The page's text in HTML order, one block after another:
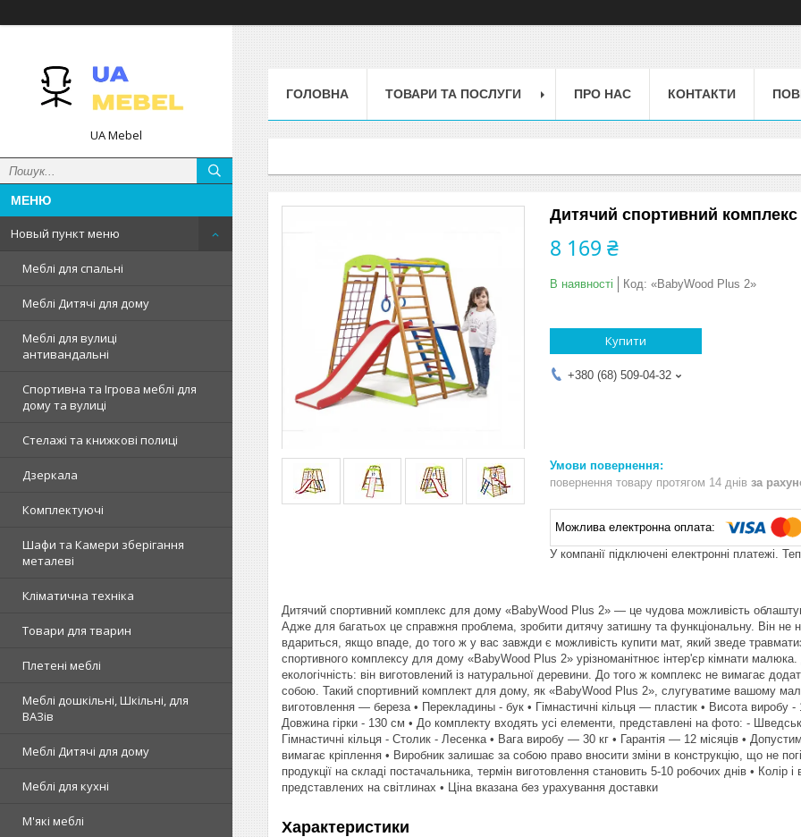
UA Mebel
Новый пункт меню
Меблі для спальні
Меблі Дитячі для дому
Меблі для вулиці
антивандальні
Спортивна та Ігрова меблі для
дому та вулиці
Стелажі та книжкові полиці
Дзеркала
Комплектуючі
Шафи та Камери зберігання
металеві
Кліматична техніка
Товари для тварин
Плетені меблі
Меблі дошкільні, Шкільні, для
ВАЗів
Меблі Дитячі для дому
Меблі для кухні
М'які меблі
ГОЛОВНА ТОВАРИ ТА ПОСЛУГИ ПРО НАС КОНТАКТИ
Дитячий спортивний
8 169 ₴
В наявності Код: «BabyWood Plus 2»
Купити
+380 (68) 509-04-32
повернення товару протягом 14 днів за
У компанії підключені електронні платежі.
Дитячий спортивний комплекс для дому «BabyWood Plus 2» — це чудова можливість
Адже для багатьох це справжня проблема, зробити дитячу затишну та функціональну. Він
вдариться, якщо впаде, до того ж у вас завжди є можливість купити мат, який зведе
спортивного комплексу для дому «BabyWood Plus 2» урізноманітнює інтер'єр кімнати
екологічність: він виготовлений із натуральної деревини. До того ж комплекс не вимагає
собою. Такий спортивний комплект для дому, як «BabyWood Plus 2», слугуватиме вашому
виготовлення — береза • Перекладины - бук • Гімнастичні кільця — пластик • Висота
Довжина гірки - 130 см • До комплекту входять усі елементи, представлені на фото: -
Гімнастичні кільця - Столик - Лесенка • Вага виробу — 30 кг • Гарантія — 12 місяців •
вимагає кріплення • Виробник залишає за собою право вносити зміни в конструкцію, що не
продукції на складі постачальника, термін виготовлення становить 5-10 робочих днів • Колір
представлених на світлинах • Ціна вказана без урахування доставки
Характеристики